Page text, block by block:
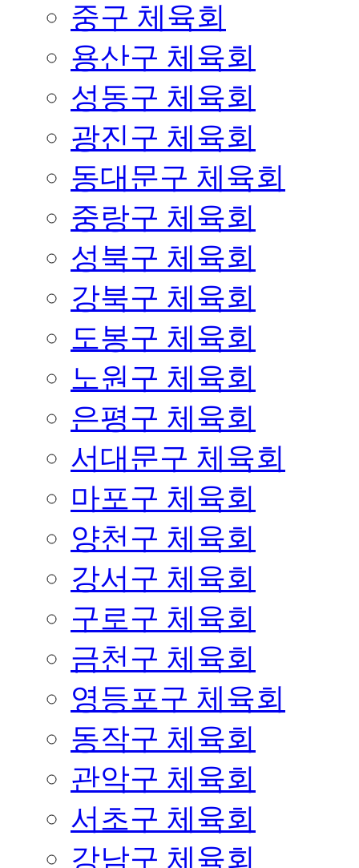
중구 체육회
용산구 체육회
성동구 체육회
광진구 체육회
동대문구 체육회
중랑구 체육회
성북구 체육회
강북구 체육회
도봉구 체육회
노원구 체육회
은평구 체육회
서대문구 체육회
마포구 체육회
양천구 체육회
강서구 체육회
구로구 체육회
금천구 체육회
영등포구 체육회
동작구 체육회
관악구 체육회
서초구 체육회
강남구 체육회